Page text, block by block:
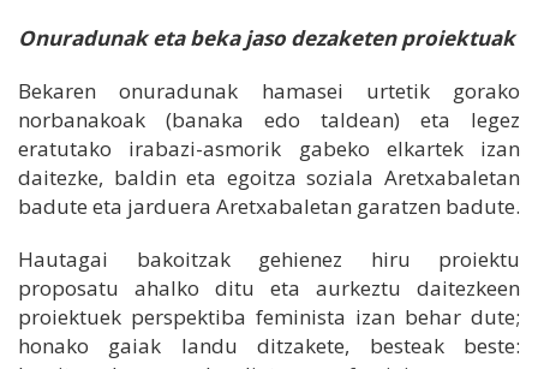
Onuradunak eta beka jaso dezaketen proiektuak
Bekaren onuradunak hamasei urtetik gorako
norbanakoak (banaka edo taldean) eta legez
eratutako irabazi-asmorik gabeko elkartek izan
daitezke, baldin eta egoitza soziala Aretxabaletan
badute eta jarduera Aretxabaletan garatzen badute.
Hautagai bakoitzak gehienez hiru proiektu
proposatu ahalko ditu eta aurkeztu daitezkeen
proiektuek perspektiba feminista izan behar dute;
honako gaiak landu ditzakete, besteak beste: